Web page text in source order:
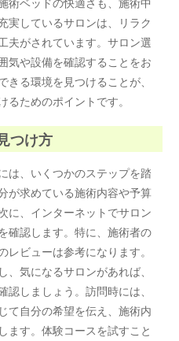
実しているサロンは、リラク
夫がされています。サロン選
気や設備を確認することをお
る環境を見つけることが、
ためのポイントです。
つけ方
は、いくつかのステップを踏
が求めている施術内容や予算
に、インターネットでサロン
確認します。特に、施術者の
ビューは参考になります。
気になるサロンがあれば、
しましょう。訪問時には、
て自分の希望を伝え、施術内
ます。体験コースを試すこと